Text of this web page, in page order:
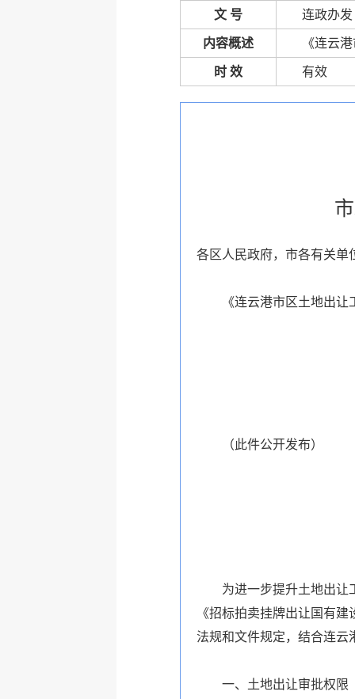
文 号 连政办发
内容概述 《连云
时 效 有效
各区人民政府，市各有关单
《连云港市区土地出
（此件公开发布）
为进一步提升土地出让
《招标拍卖挂牌出让国有
法规和文件规定，结合连云
一、土地出让审批权限